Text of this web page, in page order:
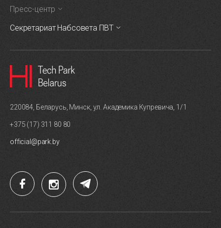
Пресс-центр
Секретариат Набсовета ПВТ
220084, Беларусь, Минск, ул. Академика Купревича, 1/1
+375 (17) 311 80 80
official@park.by